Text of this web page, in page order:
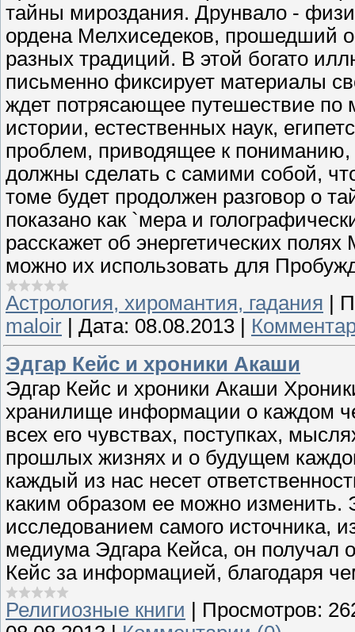
тайны мироздания. Друнвало -
ордена Мелхиседеков, прошедший
разных традиций. В этой богато
письменно фиксирует материалы
ждет потрясающее путешествие по
истории, естественных наук,
проблем, приводящее к пониманию,
должны сделать с самими собой,
томе будет продолжен разговор о
показано как `мера и
расскажет об энергетических
можно их использовать для
Астрология, хиромантия, гадания
maloir
Дата: 08.08.2013
Эдгар Кейс и хроники Акаши
Эдгар Кейс и хроники Акаши
хранилище информации о каждом
всех его чувствах, поступках,
прошлых жизнях и о будущем
каждый из нас несет
каким образом ее можно изменить.
исследованием самого источника,
медиума Эдгара Кейса, он
Кейс за информацией, благодаря
Религиозные книги
Просмотров: